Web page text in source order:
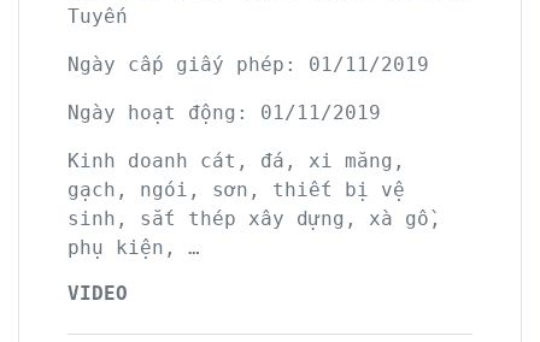
Tuyến
Ngày cấp giấy phép: 01/11/2019
Ngày hoạt động: 01/11/2019
Kinh doanh cát, đá, xi măng,
gạch, ngói, sơn, thiết bị vệ
sinh, sắt thép xây dựng, xà gồ,
phụ kiện, …
VIDEO